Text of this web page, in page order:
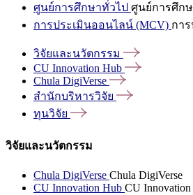
ศูนย์การศึกษาทั่วไป ศูนย์การศึก
การประเมินออนไลน์ (MCV) กา
วิจัยและนวัตกรรม
CU Innovation Hub
Chula DigiVerse
สำนักบริหารวิจัย
ทุนวิจัย
วิจัยและนวัตกรรม
Chula DigiVerse Chula DigiVerse
CU Innovation Hub CU